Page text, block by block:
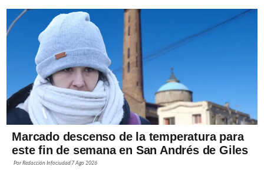
Marcado descenso de la temperatura para
este fin de semana en San Andrés de Giles
PorRedacción Infociudad 7 Ago 2026